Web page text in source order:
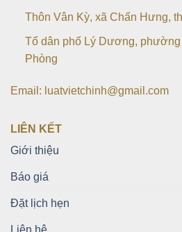
Thôn Vân Kỳ, xã Chấn Hưng,
Tổ dân phố Lý Dương,
Phòng
Email: luatvietchinh@gmail.com
LIÊN KẾT
Giới thiệu
Báo giá
Đặt lịch hẹn
Liên hệ